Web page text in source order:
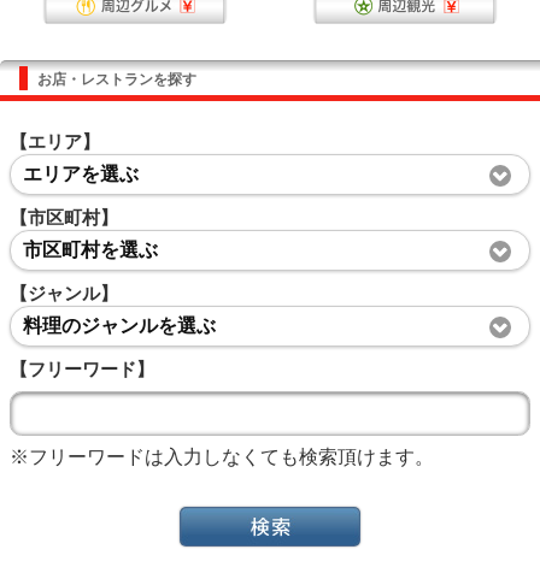
お店・レストランを探す
【エリア】
エリアを選ぶ
【市区町村】
市区町村を選ぶ
【ジャンル】
料理のジャンルを選ぶ
【フリーワード】
※フリーワードは入力しなくても検索頂けます。